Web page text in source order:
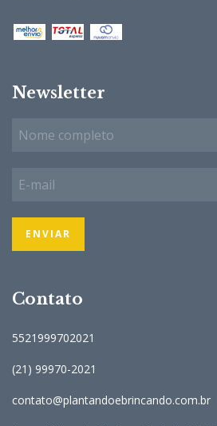
Newsletter
Contato
5521999702021
(21) 99970-2021
contato@plantandoebrincando.com.br